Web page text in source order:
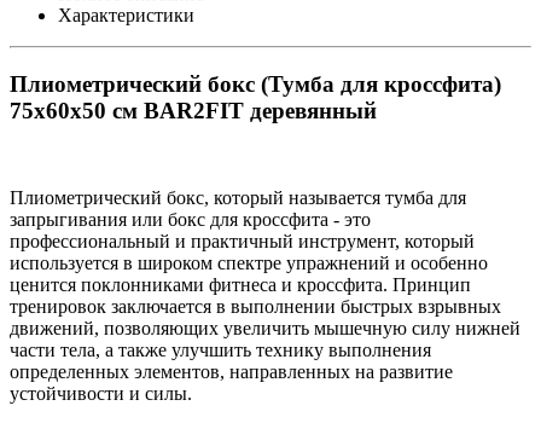
Характеристики
Плиометрический бокс (Тумба для кроссфита)
75х60х50 см BAR2FIT деревянный
Плиометрический бокс, который называется тумба для
запрыгивания или бокс для кроссфита - это
профессиональный и практичный инструмент, который
используется в широком спектре упражнений и особенно
ценится поклонниками фитнеса и кроссфита. Принцип
тренировок заключается в выполнении быстрых взрывных
движений, позволяющих увеличить мышечную силу нижней
части тела, а также улучшить технику выполнения
определенных элементов, направленных на развитие
устойчивости и силы.